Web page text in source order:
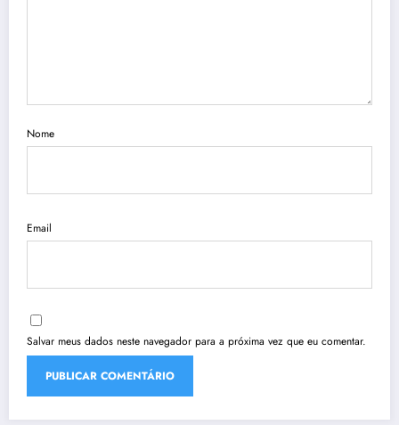
Nome
Email
Salvar meus dados neste navegador para a próxima vez que eu comentar.